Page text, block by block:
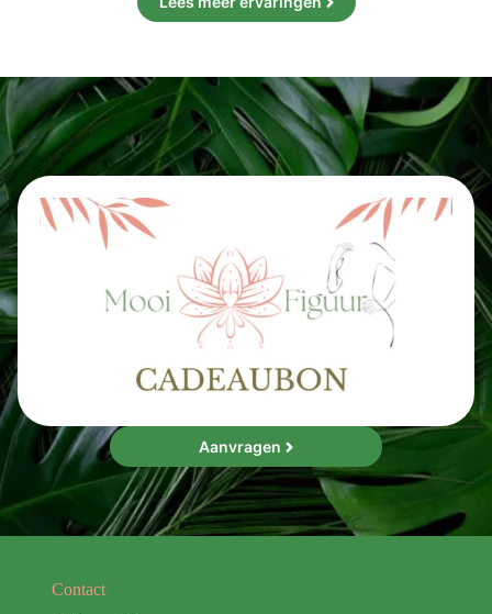
Aanvragen
Contact